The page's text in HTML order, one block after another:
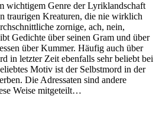
wichtigem Genre der Lyriklandschaft
traurigen Kreaturen, die nie wirklich
zornige, ach, nein,
Gedichte über seinen Gram und über
über Kummer. Häufig auch über
in letzter Zeit ebenfalls sehr beliebt bei
Motiv ist der Selbstmord in der
Die Adressaten sind andere
Weise mitgeteilt…